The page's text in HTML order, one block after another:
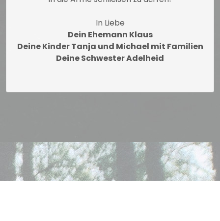
In Liebe
Dein Ehemann Klaus
Deine Kinder Tanja und Michael mit Familien
Deine Schwester Adelheid